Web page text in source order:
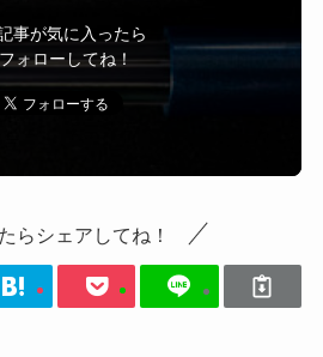
事が気に入ったら
ォローしてね！
らシェアしてね！